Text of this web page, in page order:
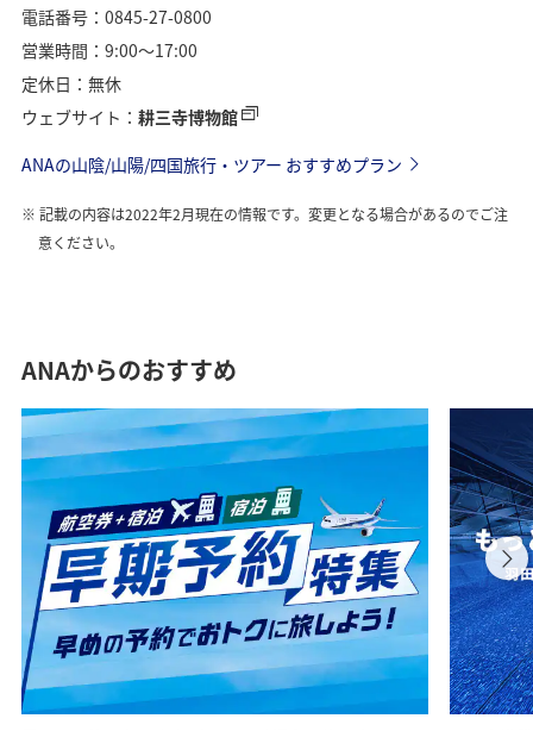
電話番号：0845-27-0800
営業時間：9:00～17:00
定休日：無休
ウェブサイト： 耕三寺博物館
ANAの山陰/山陽/四国旅行・ツアー おすすめプラン
記載の内容は2022年2月現在の情報です。変更となる場合があるのでご注
意ください。
ANAからのおすすめ